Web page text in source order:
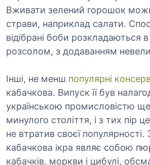
Вживати зелений горошок
страви, наприклад салати.
відібрані боби розкладаються
розсолом, з додаванням
Інші, не менш популярні
кабачкова. Випуск її був
українською промисловістю ще
минулого століття, і з тих пір
не втратив своєї
кабачкова ікра являє собою
кабачків, моркви і цибулі,